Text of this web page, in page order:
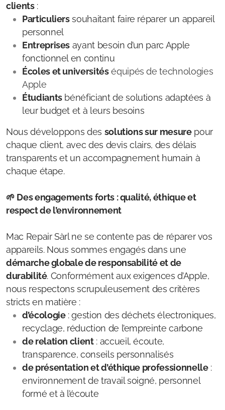
clients:
Particulierssouhaitant faire réparer un appareil
personnel
Entreprises ayant besoin d’un parc Apple
fonctionnel en continu
Écoles et universités équipés de technologies
Apple
Étudiantsbénéficiant de solutions adaptées à
leur budget et à leurs besoins
Nous développons des solutions sur mesurepour
chaque client, avec des devis clairs, des délais
transparents et un accompagnement humain à
chaque étape.
🌱 Des engagements forts : qualité, éthique et
respect de l’environnement
Mac Repair Sàrl ne se contente pas de réparer vos
appareils. Nous sommes engagés dans une
démarche globale de responsabilité et de
durabilité. Conformément aux exigences d’Apple,
nous respectons scrupuleusement des critères
stricts en matière :
d’écologie: gestion des déchets électroniques,
recyclage, réduction de l’empreinte carbone
de relation client: accueil, écoute,
transparence, conseils personnalisés
de présentation et d’éthique professionnelle:
environnement de travail soigné, personnel
formé et à l’écoute